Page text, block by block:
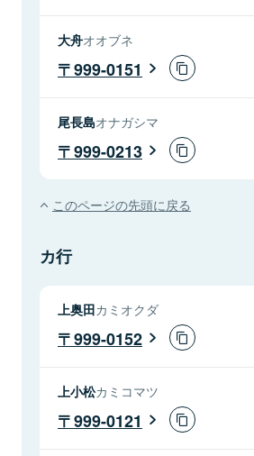
大舟オオブネ
999-0151
尾長島オナガシマ
999-0213
このページの先頭に戻る
カ行
上奥田カミオクダ
999-0152
上小松カミコマツ
999-0121